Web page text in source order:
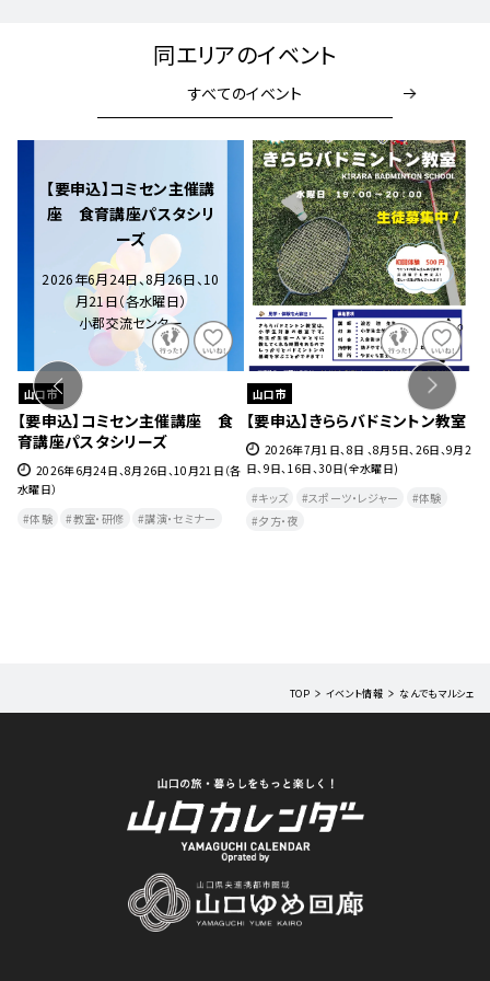
同エリアのイベント
すべてのイベント
【要申込】コミセン主催講
座 食育講座パスタシリ
ーズ
2026年6月24日、8月26日、10
月21日（各水曜日）
小郡交流センター
山口市
【要申込】コミセン主催講座 食
育講座パスタシリーズ
2026年6月24日、8月26日、10月21日（各
水曜日）
体験
教室・研修 講演・セミナー
山口市
【要申込】きららバドミントン教室
2026年7月1日、8日 、8月5日、26日、9月2
日、9日、16日、30日(全水曜日)
キッズ
スポーツ・レジャー
体験
夕方・夜​
TOP イベント情報 なんでもマルシェ